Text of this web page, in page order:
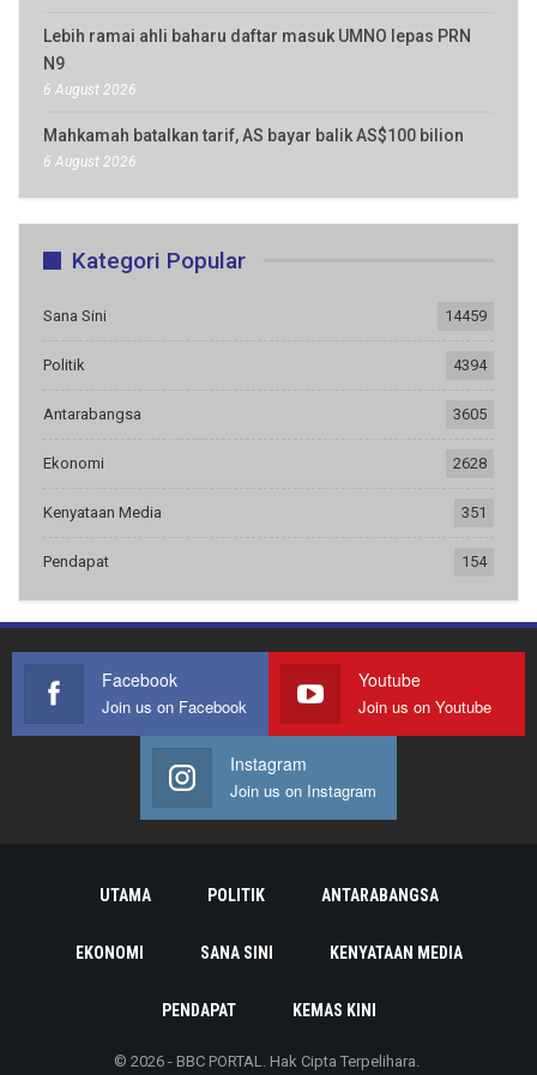
Lebih ramai ahli baharu daftar masuk UMNO lepas PRN
N9
6 August 2026
Mahkamah batalkan tarif, AS bayar balik AS$100 bilion
6 August 2026
Kategori Popular
Sana Sini 14459
Politik 4394
Antarabangsa 3605
Ekonomi 2628
Kenyataan Media 351
Pendapat 154
Facebook
Join us on Facebook
Youtube
Join us on Youtube
Instagram
Join us on Instagram
UTAMA POLITIK ANTARABANGSA
EKONOMI SANA SINI KENYATAAN MEDIA
PENDAPAT KEMAS KINI
© 2026 - BBC PORTAL. Hak Cipta Terpelihara.